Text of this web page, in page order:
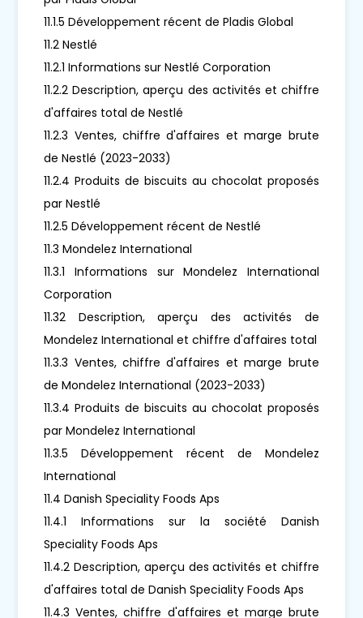
11.1.5 Développement récent de Pladis Global
11.2 Nestlé
11.2.1 Informations sur Nestlé Corporation
11.2.2 Description, aperçu des activités et chiffre
d'affaires total de Nestlé
11.2.3 Ventes, chiffre d'affaires et marge brute
de Nestlé (2023-2033)
11.2.4 Produits de biscuits au chocolat proposés
par Nestlé
11.2.5 Développement récent de Nestlé
11.3 Mondelez International
11.3.1 Informations sur Mondelez International
Corporation
11.32 Description, aperçu des activités de
Mondelez International et chiffre d'affaires total
11.3.3 Ventes, chiffre d'affaires et marge brute
de Mondelez International (2023-2033)
11.3.4 Produits de biscuits au chocolat proposés
par Mondelez International
11.3.5 Développement récent de Mondelez
International
11.4 Danish Speciality Foods Aps
11.4.1 Informations sur la société Danish
Speciality Foods Aps
11.4.2 Description, aperçu des activités et chiffre
d'affaires total de Danish Speciality Foods Aps
11.4.3 Ventes, chiffre d'affaires et marge brute